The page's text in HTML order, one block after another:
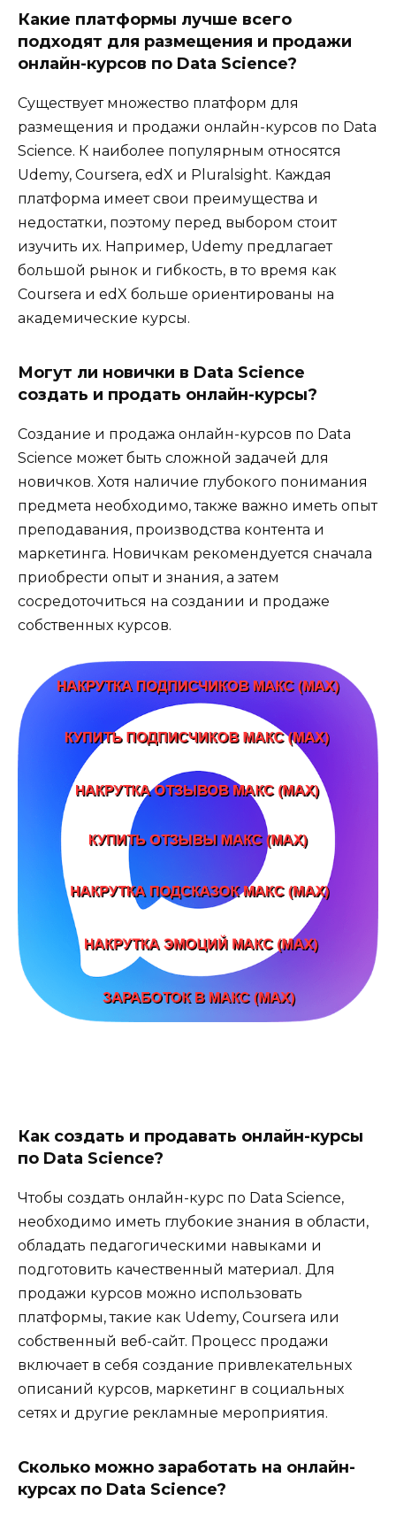
Какие платформы лучше всего
подходят для размещения и продажи
онлайн-курсов по Data Science?
Существует множество платформ для
размещения и продажи онлайн-курсов по Data
Science. К наиболее популярным относятся
Udemy, Coursera, edX и Pluralsight. Каждая
платформа имеет свои преимущества и
недостатки, поэтому перед выбором стоит
изучить их. Например, Udemy предлагает
большой рынок и гибкость, в то время как
Coursera и edX больше ориентированы на
академические курсы.
Могут ли новички в Data Science
создать и продать онлайн-курсы?
Создание и продажа онлайн-курсов по Data
Science может быть сложной задачей для
новичков. Хотя наличие глубокого понимания
предмета необходимо, также важно иметь опыт
преподавания, производства контента и
маркетинга. Новичкам рекомендуется сначала
приобрести опыт и знания, а затем
сосредоточиться на создании и продаже
собственных курсов.
Как создать и продавать онлайн-курсы
по Data Science?
Чтобы создать онлайн-курс по Data Science,
необходимо иметь глубокие знания в области,
обладать педагогическими навыками и
подготовить качественный материал. Для
продажи курсов можно использовать
платформы, такие как Udemy, Coursera или
собственный веб-сайт. Процесс продажи
включает в себя создание привлекательных
описаний курсов, маркетинг в социальных
сетях и другие рекламные мероприятия.
Сколько можно заработать на онлайн-
курсах по Data Science?